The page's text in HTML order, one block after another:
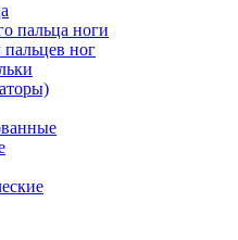
пальца ноги
ног